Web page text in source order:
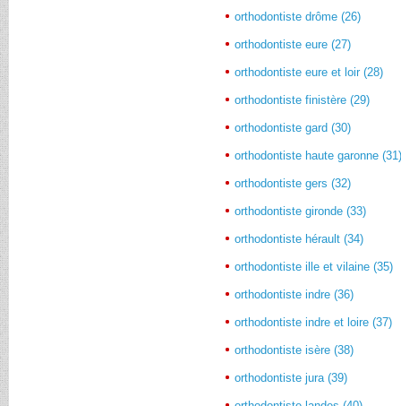
orthodontiste drôme (26)
orthodontiste eure (27)
orthodontiste eure et loir (28)
orthodontiste finistère (29)
orthodontiste gard (30)
orthodontiste haute garonne
orthodontiste gers (32)
orthodontiste gironde (33)
orthodontiste hérault (34)
orthodontiste ille et vilaine (35)
orthodontiste indre (36)
orthodontiste indre et loire (37)
orthodontiste isère (38)
orthodontiste jura (39)